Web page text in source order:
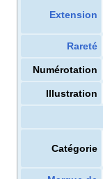
Extension
Rareté
Numérotation
Illustration
Catégorie